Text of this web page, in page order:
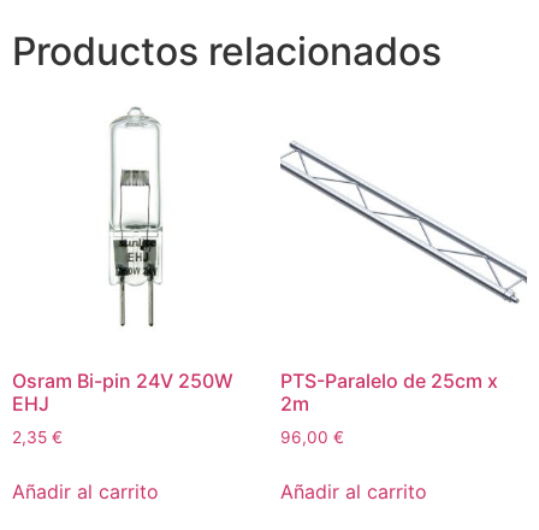
Productos relacionados
Osram Bi-pin 24V 250W
EHJ
2,35 €
Añadir al carrito
PTS-Paralelo de 25cm x
2m
96,00 €
Añadir al carrito